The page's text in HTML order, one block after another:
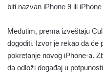
biti nazvan iPhone 9 ili
Međutim, prema izveštaju
dogoditi. Izvor je rekao da će
pokretanje novog iPhone-a.
da odloži događaj u